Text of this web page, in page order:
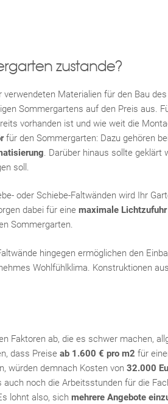
zustande?
verwendeten Materialien für den Bau
Sommergartens auf den Preis aus.
vorhanden ist und wie weit die
für den Sommergarten: Dazu gehören
. Darüber hinaus sollte geklärt
soll.
oder Schiebe-Faltwänden wird Ihr
dabei für eine maximale Lichtzufuhr
Sommergarten.
hingegen ermöglichen den
Wohlfühlklima. Konstruktionen aus
Faktoren ab, die es schwer machen,
dass Preise ab 1.600 € pro m2 für
würden demnach Kosten von 32.000
noch die Arbeitsstunden für die
lohnt also, sich mehrere Angebote